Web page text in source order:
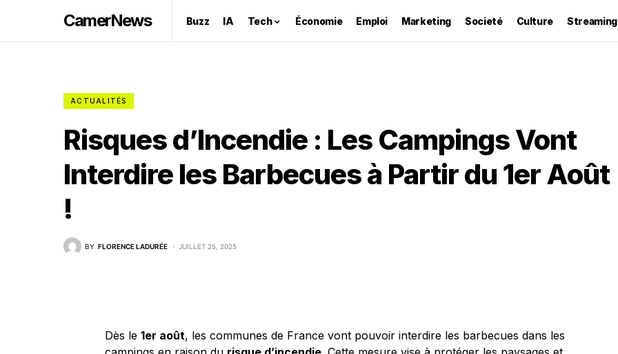
CamerNews Buzz IA Tech Économie Emploi Marketing Societé Culture Streaming
ACTUALITÉS
Risques d’Incendie : Les Campings Vont
Interdire les Barbecues à Partir du 1er Août
!
BY FLORENCE LADURÉE JUILLET 25, 2025
Dès le 1er août, les communes de France vont pouvoir interdire les barbecues dans les